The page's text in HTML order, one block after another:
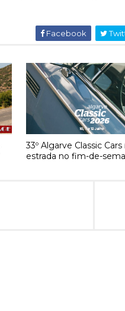
Facebook
33º Algarve Classic Cars
estrada no fim-de-